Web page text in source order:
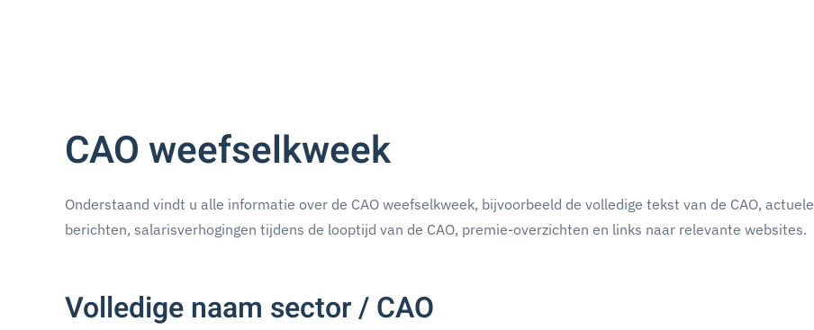
CAO weefselkweek
Onderstaand vindt u alle informatie over de CAO weefselkweek, bijvoorbeeld de volledige tekst van de CAO, actuele
berichten, salarisverhogingen tijdens de looptijd van de CAO, premie-overzichten en links naar relevante websites.
Volledige naam sector / CAO